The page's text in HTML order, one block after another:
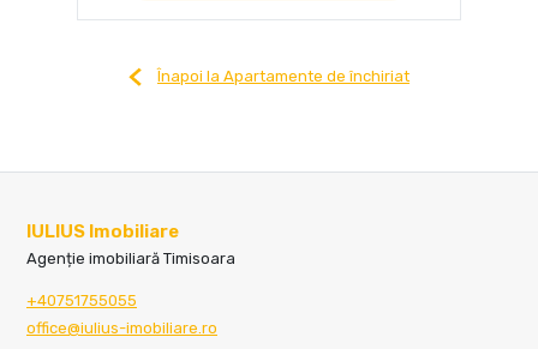
Înapoi la Apartamente de închiriat
IULIUS Imobiliare
Agenție imobiliară Timisoara
+40751755055
office@iulius-imobiliare.ro